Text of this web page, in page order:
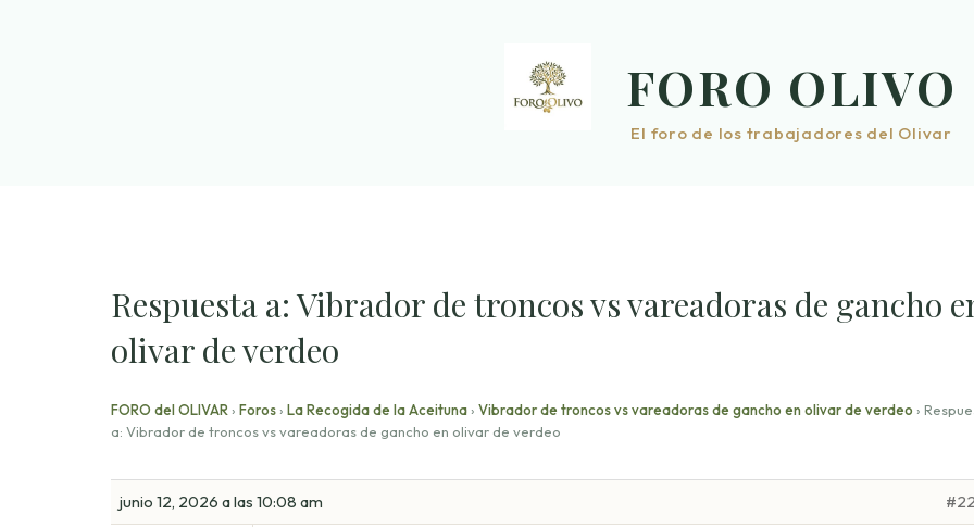
FORO OLIVO
El foro de los trabajadores del Olivar
Respuesta a: Vibrador de troncos vs vareadoras de gancho
olivar de verdeo
FORO del OLIVAR › Foros › La Recogida de la Aceituna › Vibrador de troncos vs vareadoras de gancho en olivar de verdeo ›
a: Vibrador de troncos vs vareadoras de gancho en olivar de verdeo
junio 12, 2026 a las 10:08 am